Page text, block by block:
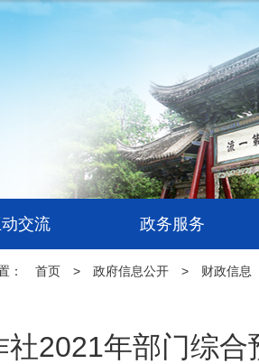
交流 政务服务
： 首页 > 政府信息公开 > 财政信息
2021年部门综合